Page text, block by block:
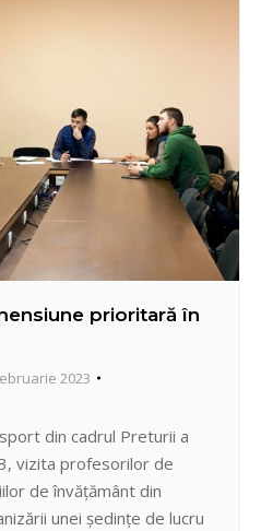
prioritară în
2023
din cadrul Preturii a
vizita profesorilor de
de învățământ din
unei ședințe de lucru